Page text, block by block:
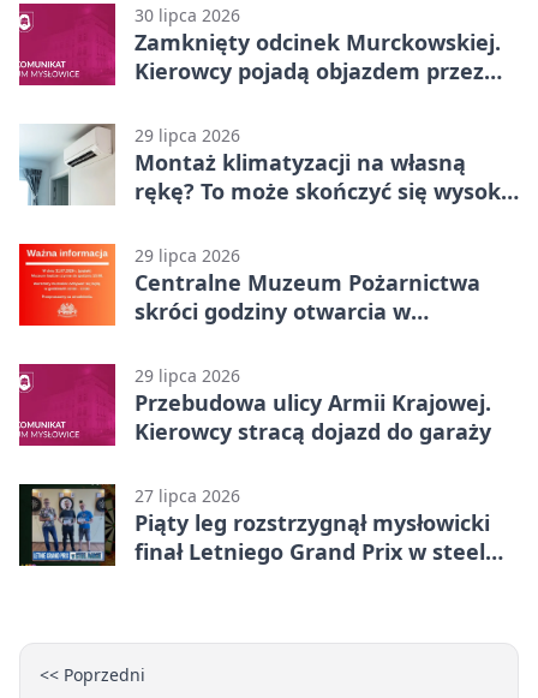
30 lipca 2026
Zamknięty odcinek Murckowskiej.
Kierowcy pojadą objazdem przez
29 lipca 2026
Montaż klimatyzacji na własną
rękę? To może skończyć się wysoką
29 lipca 2026
Centralne Muzeum Pożarnictwa
skróci godziny otwarcia w
29 lipca 2026
Przebudowa ulicy Armii Krajowej.
Kierowcy stracą dojazd do garaży
27 lipca 2026
Piąty leg rozstrzygnął mysłowicki
finał Letniego Grand Prix w steel
<< Poprzedni